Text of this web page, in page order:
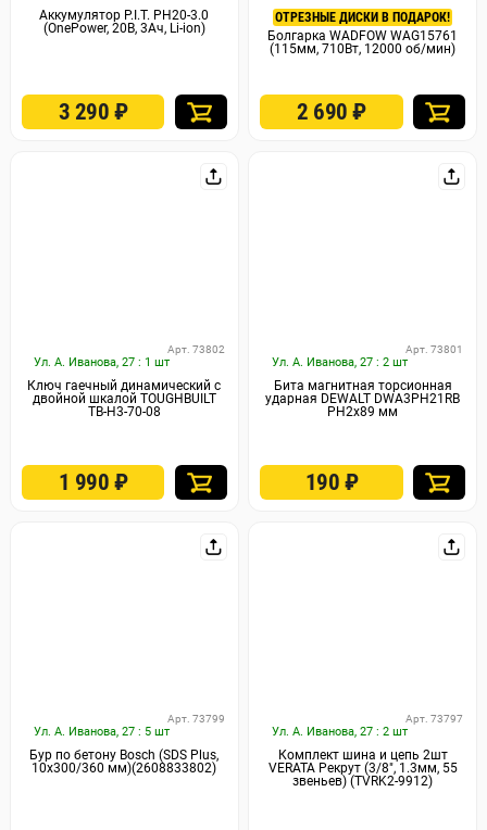
Аккумулятор P.I.T. PH20-3.0
(OnePower, 20В, 3Ач, Li-ion)
3 290 ₽
ОТРЕЗНЫЕ ДИСКИ В ПОДАРОК!
Болгарка WADFOW WAG15761
(115мм, 710Вт, 12000 об/мин)
2 690₽
Ул. А. Иванова, 27 : 1 шт
Арт. 73802
Ключ гаечный динамический с
двойной шкалой TOUGHBUILT
TB-H3-70-08
1 990 ₽
Ул. А. Иванова, 27 : 2 шт
Арт. 73801
Бита магнитная торсионная
ударная DEWALT DWA3PH21RB
PH2x89 мм
190 ₽
Ул. А. Иванова, 27 : 5 шт
Арт. 73799
Бур по бетону Bosch (SDS Plus,
10x300/360 мм)(2608833802)
Ул. А. Иванова, 27 : 2 шт
Арт. 73797
Комплект шина и цепь 2шт
VERATA Рекрут (3/8″, 1.3мм, 55
звеньев) (TVRK2-9912)